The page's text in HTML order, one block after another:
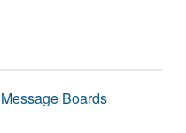
Message Boards